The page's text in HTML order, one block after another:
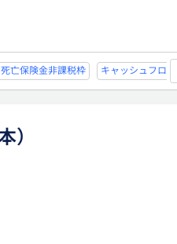
シュフロー 宗教法人 事業保障
）